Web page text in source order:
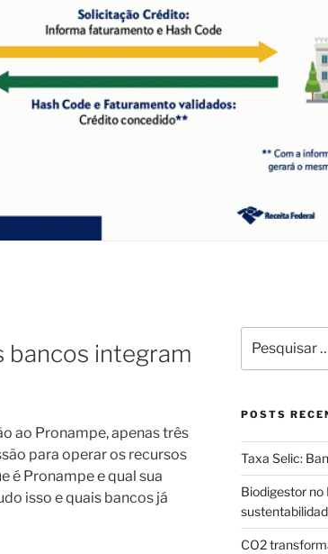
bancos integram
ao Pronampe, apenas três
para operar os recursos
é Pronampe e qual sua
isso e quais bancos já
por:
POSTS
Taxa Selic:
Biodigestor no
CO2